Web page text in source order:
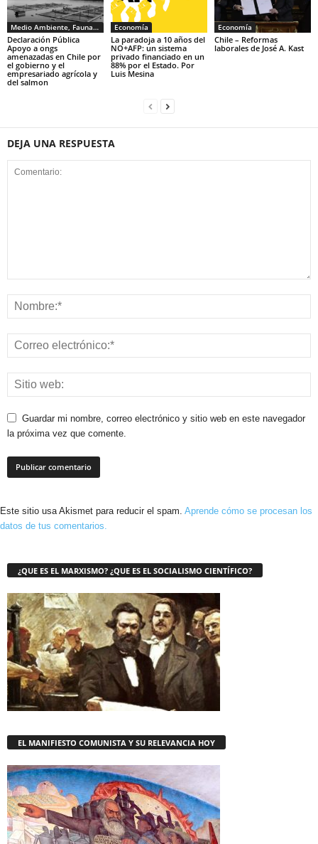
Medio Ambiente, Fauna y Sociedad
Declaración Pública
Apoyo a ongs
amenazadas en Chile por
el gobierno y el
empresariado agrícola y
del salmon
Economía
La paradoja a 10 años del
NO+AFP: un sistema
privado financiado en un
88% por el Estado. Por
Luis Mesina
Economía
Chile – Reformas
laborales de José A. Kast
DEJA UNA RESPUESTA
Guardar mi nombre, correo electrónico y sitio web en este navegador
la próxima vez que comente.
Este sitio usa Akismet para reducir el spam. Aprende cómo se procesan los
datos de tus comentarios.
¿QUE ES EL MARXISMO? ¿QUE ES EL SOCIALISMO CIENTÍFICO?
EL MANIFIESTO COMUNISTA Y SU RELEVANCIA HOY